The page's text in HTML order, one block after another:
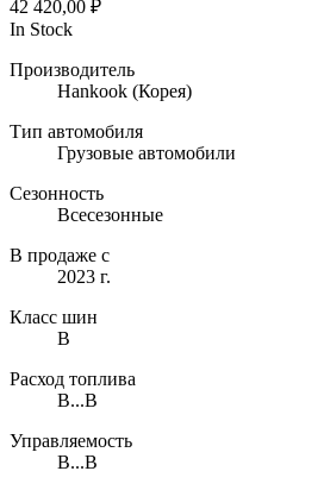
42 420,00 ₽
In Stock
Производитель
Hankook (Корея)
Тип автомобиля
Грузовые автомобили
Сезонность
Всесезонные
В продаже с
2023 г.
Класс шин
B
Расход топлива
B...B
Управляемость
B...B